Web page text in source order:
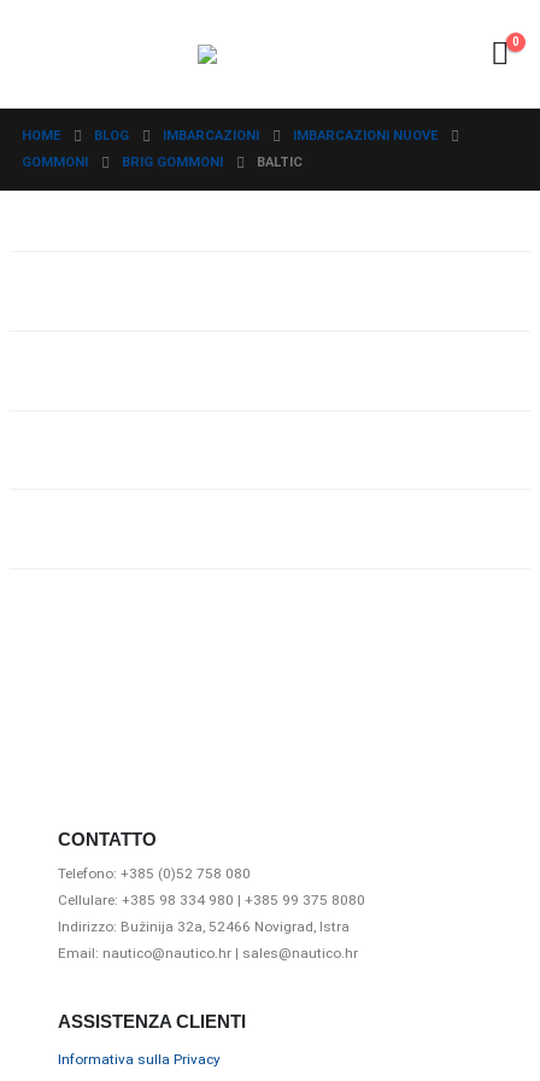
0
HOME BLOG IMBARCAZIONI
IMBARCAZIONI NUOVE
GOMMONI
BRIG GOMMONI BALTIC
CONTATTO
Telefono: +385 (0)52 758 080
Cellulare: +385 98 334 980 | +385 99 375 8080
Indirizzo: Bužinija 32a, 52466 Novigrad, Istra
Email: nautico@nautico.hr | sales@nautico.hr
ASSISTENZA CLIENTI
Informativa sulla Privacy